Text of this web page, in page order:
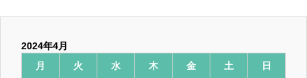
2024年4月
月
火 水 木 金 土 日